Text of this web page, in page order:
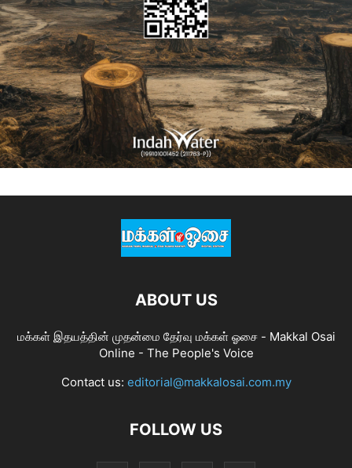
ABOUT US
மக்கள் இதயத்தின் முதன்மை தேர்வு மக்கள் ஓசை - Makkal Osai
Online - The People's Voice
Contact us: editorial@makkalosai.com.my
FOLLOW US